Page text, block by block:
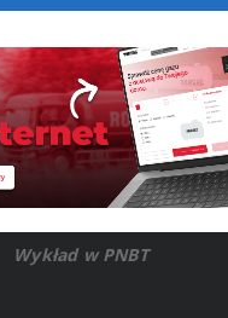
Wykład w PNBT